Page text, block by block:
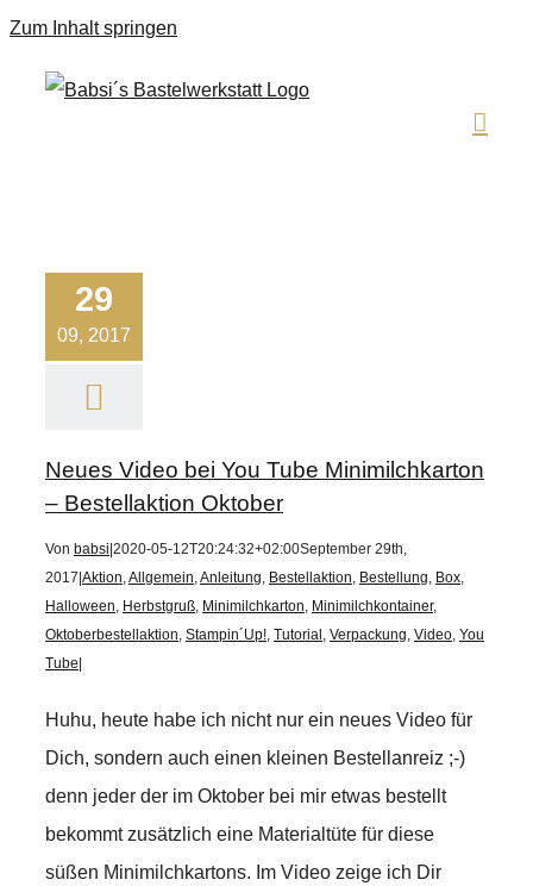
Zum Inhalt springen
29
09, 2017
Neues Video bei You Tube Minimilchkarton
– Bestellaktion Oktober
Von babsi 2020-05-12T20:24:32+02:00September 29th,
2017 Aktion,Allgemein,Anleitung, Bestellaktion, Bestellung, Box,
Halloween, Herbstgruß, Minimilchkarton, Minimilchkontainer,
Oktoberbestellaktion, Stampin´Up!, Tutorial , Verpackung, Video, You
Tube
Huhu, heute habe ich nicht nur ein neues Video für
Dich, sondern auch einen kleinen Bestellanreiz ;-)
denn jeder der im Oktober bei mir etwas bestellt
bekommt zusätzlich eine Materialtüte für diese
süßen Minimilchkartons. Im Video zeige ich Dir